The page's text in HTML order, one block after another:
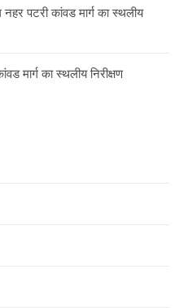
नहर पटरी कांवड मार्ग का स्थलीय
मार्ग का स्थलीय निरीक्षण